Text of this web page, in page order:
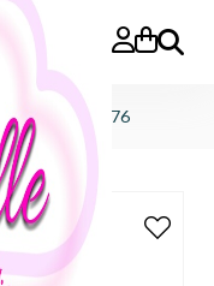
Zoeken
>Gelpolish 076